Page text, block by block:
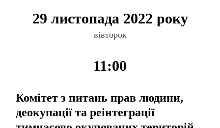
29 листопада 2022 року
вівторок
11:00
Комітет з питань прав людини,
деокупації та реінтеграції